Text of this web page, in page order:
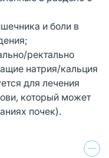
и боли в
ректально
натрия/кальция
для лечения
который может
почек).